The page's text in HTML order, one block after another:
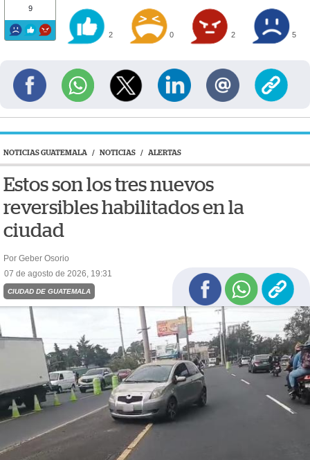
9
2 0 2 5
NOTICIAS GUATEMALA / NOTICIAS / ALERTAS
Estos son los tres nuevos
reversibles habilitados en la
ciudad
Por Geber Osorio
07 de agosto de 2026, 19:31
CIUDAD DE GUATEMALA